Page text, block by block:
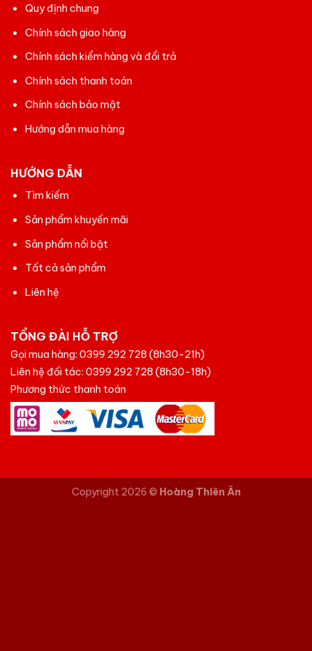
Quy định chung
Chính sách giao hàng
Chính sách kiểm hàng và đổi trả
Chính sách thanh toán
Chính sách bảo mật
Hướng dẫn mua hàng
HƯỚNG DẪN
Tìm kiếm
Sản phẩm khuyến mãi
Sản phẩm nổi bật
Tất cả sản phẩm
Liên hệ
TỔNG ĐÀI HỖ TRỢ
Gọi mua hàng: 0399 292 728 (8h30-21h)
Liên hệ đối tác: 0399 292 728 (8h30-18h)
Phương thức thanh toán
Copyright 2026 © Hoàng Thiên Ân